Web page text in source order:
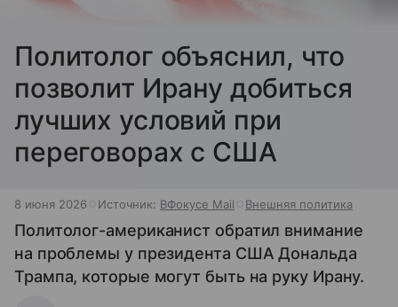
Политолог объяснил, что
позволит Ирану добиться
лучших условий при
переговорах с США
8 июня 2026 Источник: ВФокусе Mail Внешняя политика
Политолог-американист обратил внимание
на проблемы у президента США Дональда
Трампа, которые могут быть на руку Ирану.